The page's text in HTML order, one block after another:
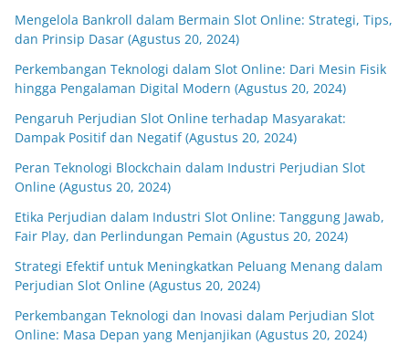
Mengelola Bankroll dalam Bermain Slot Online: Strategi, Tips,
dan Prinsip Dasar (Agustus 20, 2024)
Perkembangan Teknologi dalam Slot Online: Dari Mesin Fisik
hingga Pengalaman Digital Modern (Agustus 20, 2024)
Pengaruh Perjudian Slot Online terhadap Masyarakat:
Dampak Positif dan Negatif (Agustus 20, 2024)
Peran Teknologi Blockchain dalam Industri Perjudian Slot
Online (Agustus 20, 2024)
Etika Perjudian dalam Industri Slot Online: Tanggung Jawab,
Fair Play, dan Perlindungan Pemain (Agustus 20, 2024)
Strategi Efektif untuk Meningkatkan Peluang Menang dalam
Perjudian Slot Online (Agustus 20, 2024)
Perkembangan Teknologi dan Inovasi dalam Perjudian Slot
Online: Masa Depan yang Menjanjikan (Agustus 20, 2024)